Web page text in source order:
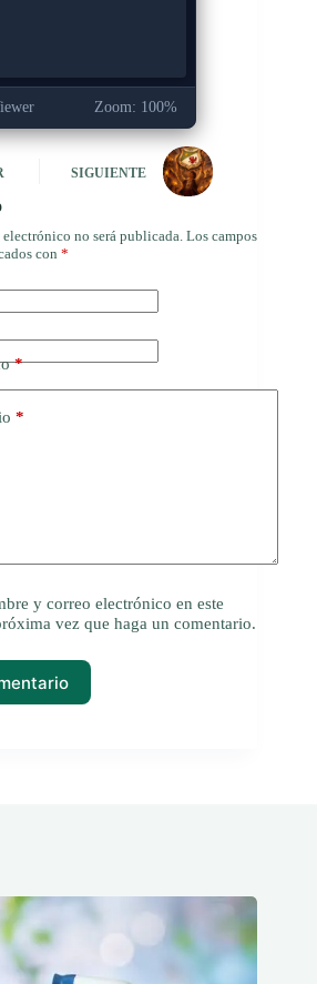
Zoom: 100%
SIGUIENTE
no será publicada. Los campos
con *
*
*
y correo electrónico en este
vez que haga un comentario.